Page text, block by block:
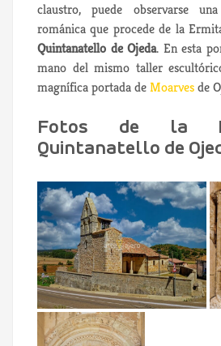
claustro, puede observarse
románica que procede de la
Quintanatello de Ojeda. En esta
mano del mismo taller
magnífica portada deMoarvesde
Fotos de la
Quintanatello de